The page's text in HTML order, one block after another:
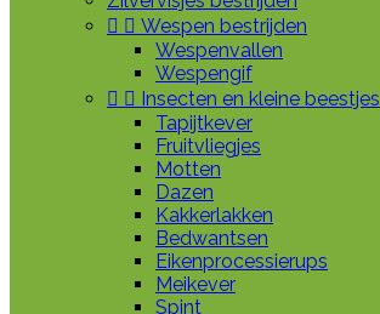
  Wespen bestrijden
Wespenvallen
Wespengif
  Insecten en kleine beestjes
Tapijtkever
Fruitvliegjes
Motten
Dazen
Kakkerlakken
Bedwantsen
Eikenprocessierups
Meikever
Spint